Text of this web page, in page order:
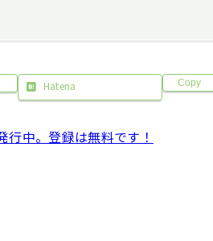
Hatena Copy